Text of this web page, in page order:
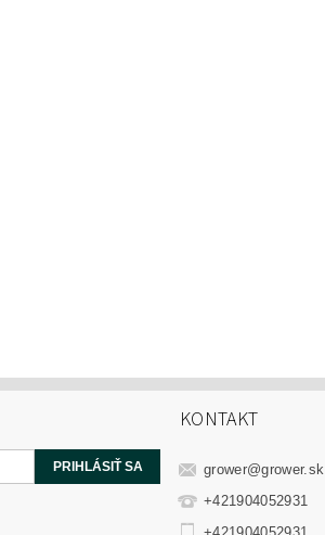
KONTAKT
grower@grower.sk
+421904052931